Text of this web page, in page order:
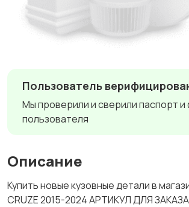
Пользователь
Мы проверили и сверили паспорт и
пользователя
Описание
Купить новые кузовные детали в
CRUZE 2015-2024 АРТИКУЛ ДЛЯ